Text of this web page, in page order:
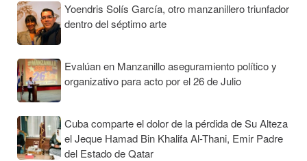
Yoendris Solís García, otro manzanillero triunfador
dentro del séptimo arte
Evalúan en Manzanillo aseguramiento político y
organizativo para acto por el 26 de Julio
Cuba comparte el dolor de la pérdida de Su Alteza
el Jeque Hamad Bin Khalifa Al-Thani, Emir Padre
del Estado de Qatar